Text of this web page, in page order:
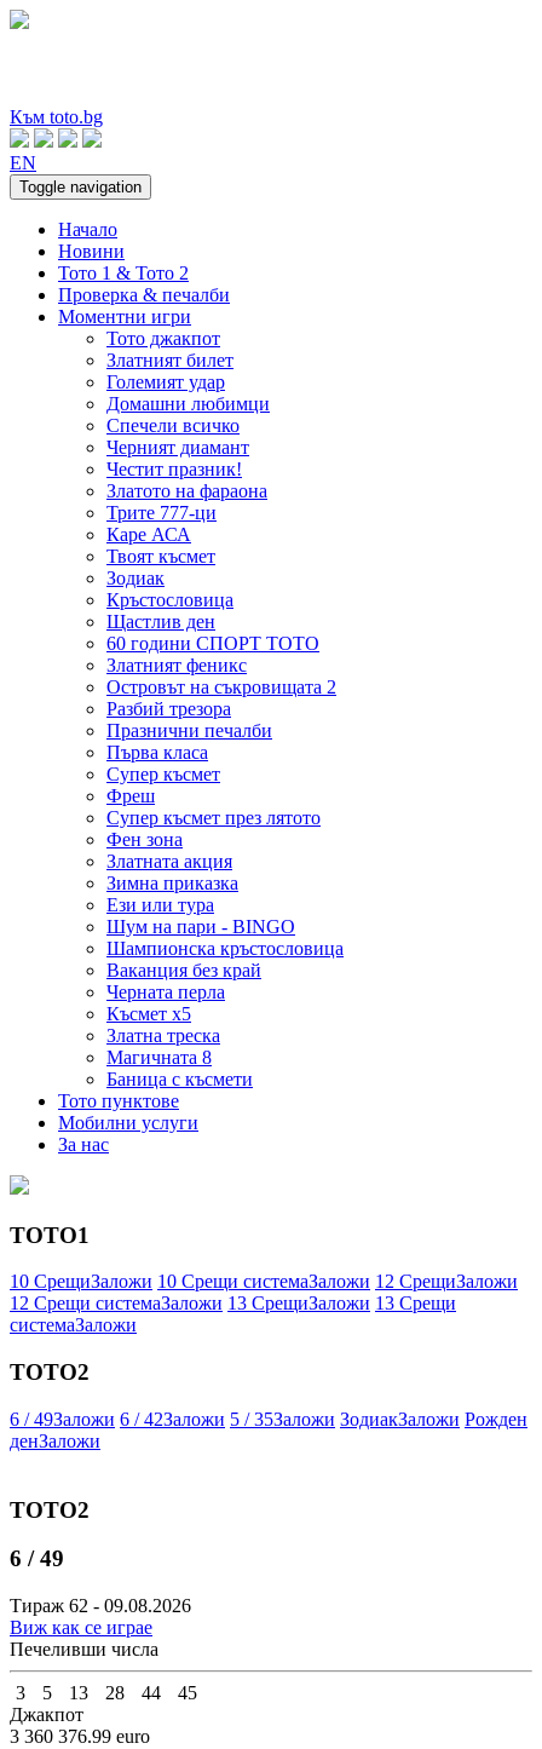
Към toto.bg
EN
Toggle navigation
Начало
Новини
Тото 1 & Тото 2
Проверка & печалби
Моментни игри
Тото джакпот
Златният билет
Големият удар
Домашни любимци
Спечели всичко
Черният диамант
Честит празник!
Златото на фараона
Трите 777-ци
Каре АСА
Твоят късмет
Зодиак
Кръстословица
Щастлив ден
60 години СПОРТ ТОТО
Златният феникс
Островът на съкровищата 2
Разбий трезора
Празнични печалби
Първа класа
Супер късмет
Фреш
Супер късмет през лятото
Фен зона
Златната акция
Зимна приказка
Ези или тура
Шум на пари - BINGO
Шампионска кръстословица
Ваканция без край
Черната перла
Късмет х5
Златна треска
Магичната 8
Баница с късмети
Тото пунктове
Мобилни услуги
За нас
ТОТО1
10 СрещиЗаложи 10 Срещи системаЗаложи 12 СрещиЗаложи
12 Срещи системаЗаложи 13 СрещиЗаложи 13 Срещи
системаЗаложи
ТОТО2
6 / 49Заложи 6 / 42Заложи 5 / 35Заложи ЗодиакЗаложи Рожден
денЗаложи
ТОТО2
6 / 49
Тираж 62 - 09.08.2026
Виж как се играе
Печеливши числа
3 5 13 28 44
45
Джакпот
3 360 376.99 euro